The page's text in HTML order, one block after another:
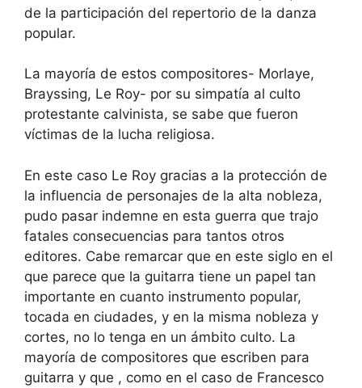
de la participación del repertorio de la danza
popular.
La mayoría de estos compositores- Morlaye,
Brayssing, Le Roy- por su simpatía al culto
protestante calvinista, se sabe que fueron
víctimas de la lucha religiosa.
En este caso Le Roy gracias a la protección de
la influencia de personajes de la alta nobleza,
pudo pasar indemne en esta guerra que trajo
fatales consecuencias para tantos otros
editores. Cabe remarcar que en este siglo en el
que parece que la guitarra tiene un papel tan
importante en cuanto instrumento popular,
tocada en ciudades, y en la misma nobleza y
cortes, no lo tenga en un ámbito culto. La
mayoría de compositores que escriben para
guitarra y que , como en el caso de Francesco